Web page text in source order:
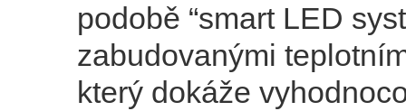
podobě “smart LED
zabudovanými
který dokáže